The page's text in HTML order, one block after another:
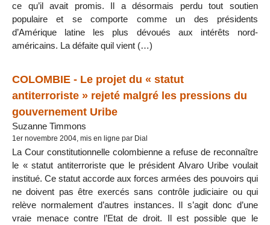
ce qu’il avait promis. Il a désormais perdu tout soutien
populaire et se comporte comme un des présidents
d’Amérique latine les plus dévoués aux intérêts nord-
américains. La défaite quil vient (…)
COLOMBIE - Le projet du « statut
antiterroriste » rejeté malgré les pressions du
gouvernement Uribe
Suzanne Timmons
1er novembre 2004, mis en ligne par Dial
La Cour constitutionnelle colombienne a refuse de reconnaître
le « statut antiterroriste que le président Alvaro Uribe voulait
institué. Ce statut accorde aux forces armées des pouvoirs qui
ne doivent pas être exercés sans contrôle judiciaire ou qui
relève normalement d’autres instances. Il s’agit donc d’une
vraie menace contre l’Etat de droit. Il est possible que le